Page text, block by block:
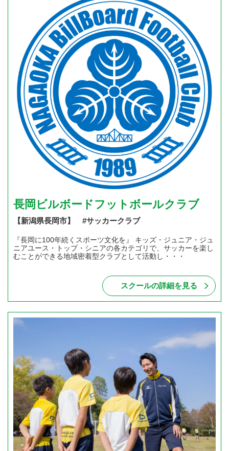
長岡ビルボードフットボールクラブ
【新潟県長岡市】 #サッカークラブ
『長岡に100年続くスポーツ文化を』 キッズ・ジュニア・ジュ
ニアユース・トップ・シニアの各カテゴリで、サッカーを楽し
むことができる地域密着型クラブとして活動し・・・
スクールの詳細を見る